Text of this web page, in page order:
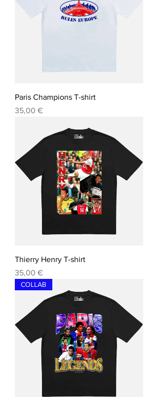
Paris Champions T-shirt
Precio
35,00 €
Thierry Henry T-shirt
Precio
35,00 €
COLLAB